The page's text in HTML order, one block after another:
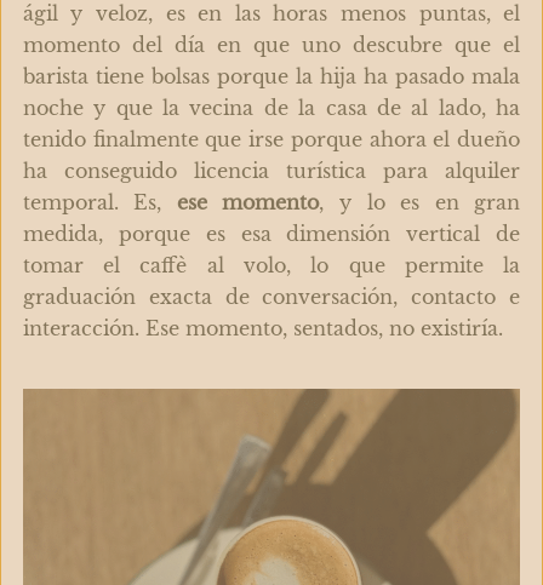
ágil y veloz, es en las horas menos puntas, el
momento del día en que uno descubre que el
barista tiene bolsas porque la hija ha pasado mala
noche y que la vecina de la casa de al lado, ha
tenido finalmente que irse porque ahora el dueño
ha conseguido licencia turística para alquiler
temporal. Es, ese momento, y lo es en gran
medida, porque es esa dimensión vertical de
tomar el caffè al volo, lo que permite la
graduación exacta de conversación, contacto e
interacción. Ese momento, sentados, no existiría.